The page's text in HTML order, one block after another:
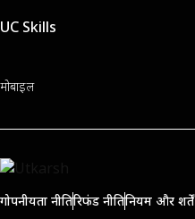
UC Skills
मोबाइल
गोपनीयता नीतिरिफंड नीतिनियम और शर्तें